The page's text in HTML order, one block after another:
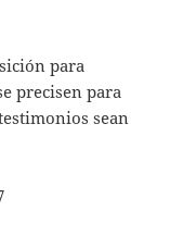
para
precisen para
sean